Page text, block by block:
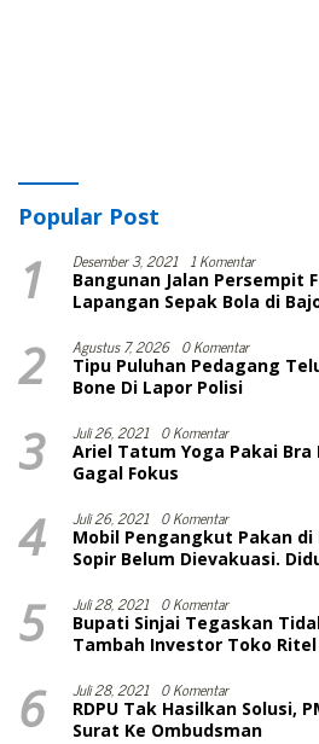
Popular Post
1 Desember 3, 2021 1 Komentar
Bangunan Jalan Persempit
Lapangan Sepak Bola di
2 Agustus 7, 2026 0 Komentar
Tipu Puluhan Pedagang
Bone Di Lapor Polisi
3 Juli 26, 2021 0 Komentar
Ariel Tatum Yoga Pakai
Gagal Fokus
4 Juli 26, 2021 0 Komentar
Mobil Pengangkut Pakan di Bone Jatuh Ke Jurang,
Sopir Belum Dievakuasi.
5 Juli 28, 2021 0 Komentar
Bupati Sinjai Tegaskan
Tambah Investor Toko
6 Juli 28, 2021 0 Komentar
RDPU Tak Hasilkan Solusi,
Surat Ke Ombudsman